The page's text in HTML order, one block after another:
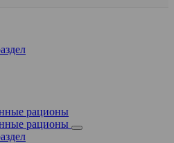
рационы
рационы